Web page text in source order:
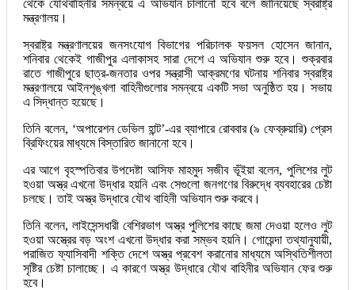
থেকে যৌথবাহিনীর সমন্বয়ে এ অভিযান চালানো হবে বলে জানিয়েছে স্বরাষ্ট্র
মন্ত্রণালয়।
স্বরাষ্ট্র মন্ত্রণালয়ের জনসংযোগ বিভাগের পরিচালক ফয়সল হোসেন জানান,
শনিবার থেকেই গাজীপুর এলাকাসহ সারা দেশে এ অভিযান শুরু হবে। শুক্রবার
রাতে গাজীপুরে ছাত্র-জনতার ওপর সন্ত্রাসী আক্রমণের ঘটনায় শনিবার স্বরাষ্ট্র
মন্ত্রণালয়ে আইনশৃঙ্খলা বাহিনীগুলোর সমন্বয়ে একটি সভা অনুষ্ঠিত হয়। সভায়
এ সিদ্ধান্ত হয়েছে।
তিনি বলেন, ‘অপারেশন ডেভিল হান্ট’-এর ব্যাপারে রোববার (৯ ফেব্রুয়ারি) প্রেস
ব্রিফিংয়ের মাধ্যমে বিস্তারিত জানানো হবে।
এর আগে বৃহস্পতিবার উপদেষ্টা আসিফ মাহমুদ সজীব ভূঁইয়া বলেন, পুলিশের লুট
হওয়া অস্ত্র এখনো উদ্ধার হয়নি এবং সেগুলো জনগণের বিরুদ্ধে ব্যবহারের চেষ্টা
চলছে। তাই অস্ত্র উদ্ধারে যৌথ বাহিনী অভিযান শুরু করবে।
তিনি বলেন, লাইসেন্সধারী বেশিরভাগ অস্ত্র পুলিশের কাছে জমা দেওয়া হলেও লুট
হওয়া অস্ত্রের বড় অংশ এখনো উদ্ধার করা সম্ভব হয়নি। গোয়েন্দা তথ্যানুযায়ী,
পরাজিত ফ্যাসিবাদী শক্তি দেশে অস্ত্র প্রবেশ করানোর মাধ্যমে অস্থিতিশীলতা
সৃষ্টির চেষ্টা চালাচ্ছে। এ কারণে অস্ত্র উদ্ধারে যৌথ বাহিনীর অভিযান ফের শুরু
হবে।